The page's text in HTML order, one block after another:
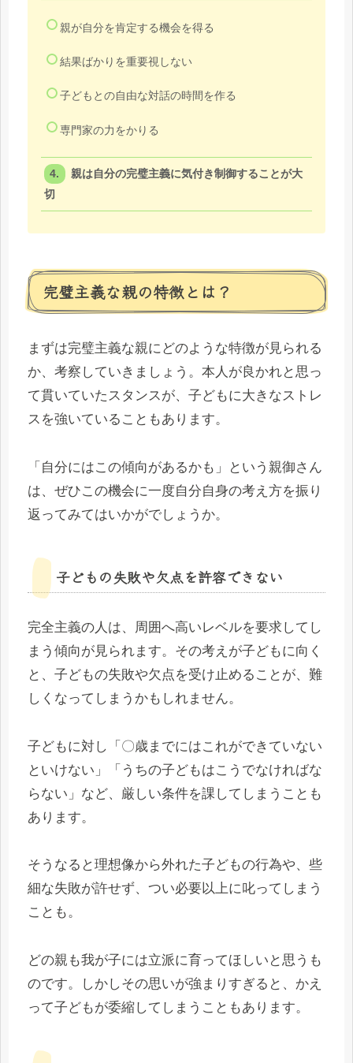
親が自分を肯定する機会を得る
結果ばかりを重要視しない
子どもとの自由な対話の時間を作る
専門家の力をかりる
親は自分の完璧主義に気付き制御することが大
切
完璧主義な親の特徴とは？
まずは完璧主義な親にどのような特徴が見られる
か、考察していきましょう。本人が良かれと思っ
て貫いていたスタンスが、子どもに大きなストレ
スを強いていることもあります。
「自分にはこの傾向があるかも」という親御さん
は、ぜひこの機会に一度自分自身の考え方を振り
返ってみてはいかがでしょうか。
子どもの失敗や欠点を許容できない
完全主義の人は、周囲へ高いレベルを要求してし
まう傾向が見られます。その考えが子どもに向く
と、子どもの失敗や欠点を受け止めることが、難
しくなってしまうかもしれません。
子どもに対し「〇歳までにはこれができていない
といけない」「うちの子どもはこうでなければな
らない」など、厳しい条件を課してしまうことも
あります。
そうなると理想像から外れた子どもの行為や、些
細な失敗が許せず、つい必要以上に叱ってしまう
ことも。
どの親も我が子には立派に育ってほしいと思うも
のです。しかしその思いが強まりすぎると、かえ
って子どもが委縮してしまうこともあります。